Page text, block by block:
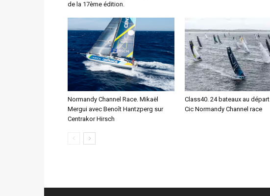
de la 17ème édition.
Normandy Channel Race. Mikaël
Mergui avec Benoît Hantzperg sur
Centrakor Hirsch
Class40. 24 bateaux au
Cic Normandy Channel race